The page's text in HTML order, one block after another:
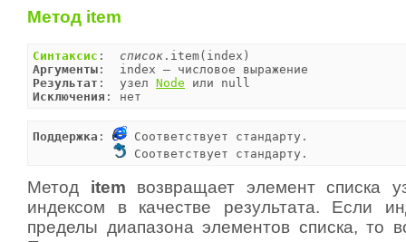
Метод item
Синтаксис : список
Аргументы
Результат :  узел Node
Исключения : нет
Поддержка :
Соответствует стандарту.
Соответствует стандарту.
Метод item возвращает элемент списка
индексом в качестве результата. Если
пределы диапазона элементов списка, то